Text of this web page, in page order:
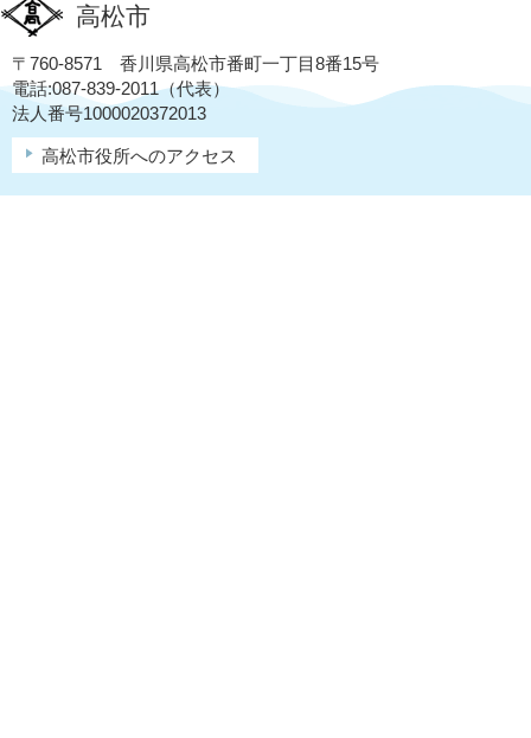
高松市
〒760-8571 香川県高松市番町一丁目8番15号
電話:087-839-2011（代表）
法人番号1000020372013
高松市役所へのアクセス